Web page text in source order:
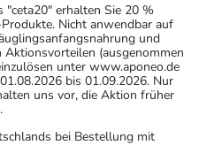
"ceta20" erhalten Sie 20 %
Nicht anwendbar auf
und
(ausgenommen
unter www.aponeo.de
bis 01.09.2026. Nur
uns vor, die Aktion früher
bei Bestellung mit